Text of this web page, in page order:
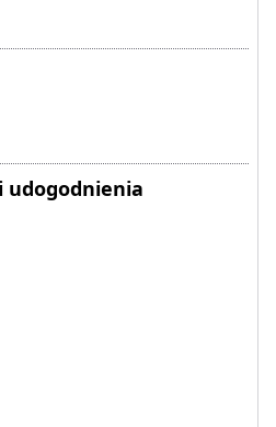
udogodnienia